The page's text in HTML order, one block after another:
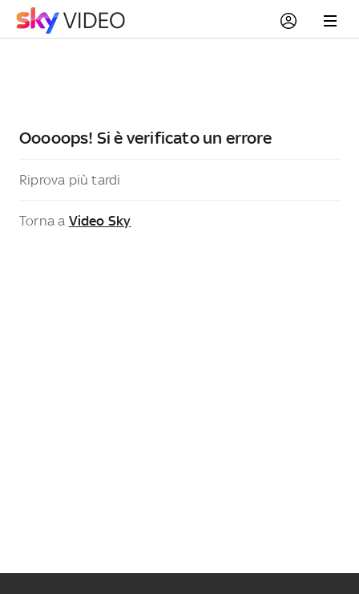
Ooooops! Si è verificato un errore
Riprova più tardi
Torna a Video Sky